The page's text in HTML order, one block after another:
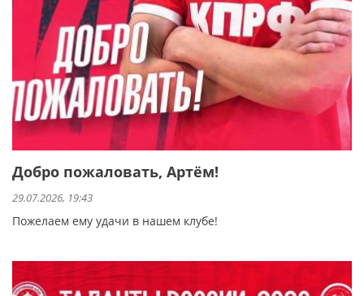
Добро пожаловать, Артём!
29.07.2026, 19:43
Пожелаем ему удачи в нашем клубе!